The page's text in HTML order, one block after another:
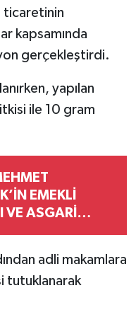
ticaretinin
kapsamında
gerçekleştirdi.
yapılan
ile 10 gram
EMEKLİ
VE ASGARİ
adli makamlara
tutuklanarak